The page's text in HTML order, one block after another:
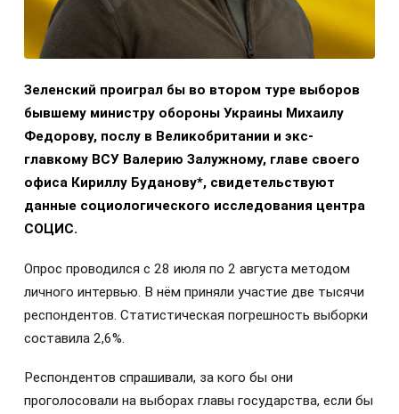
Зеленский проиграл бы во втором туре выборов
бывшему министру обороны Украины Михаилу
Федорову, послу в Великобритании и экс-
главкому ВСУ Валерию Залужному, главе своего
офиса Кириллу Буданову*, свидетельствуют
данные социологического исследования центра
СОЦИС.
Опрос проводился с 28 июля по 2 августа методом
личного интервью. В нём приняли участие две тысячи
респондентов. Статистическая погрешность выборки
составила 2,6%.
Респондентов спрашивали, за кого бы они
проголосовали на выборах главы государства, если бы